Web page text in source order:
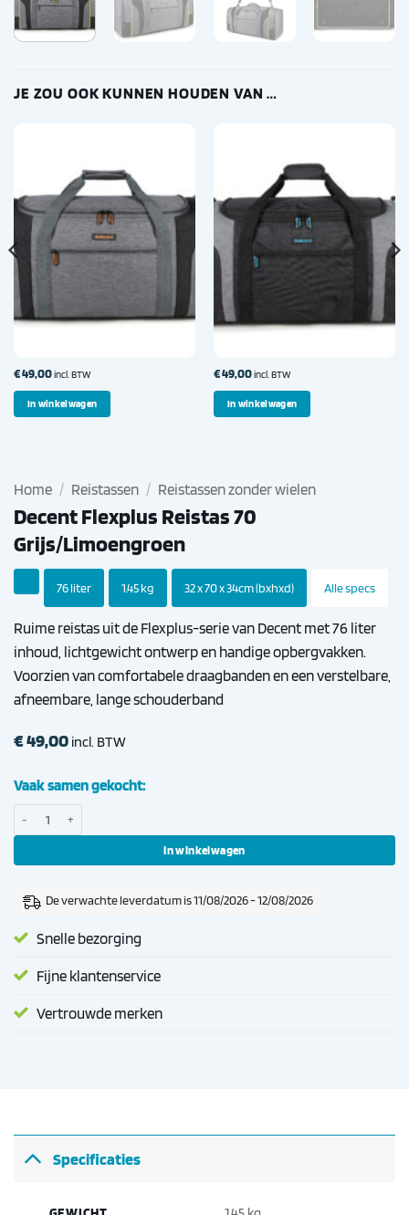
JE ZOU OOK KUNNEN HOUDEN VAN …
€49,00incl. BTW
In winkelwagen
€49,00incl. BTW
In winkelwagen
Home / Reistassen / Reistassen zonder wielen
Decent Flexplus Reistas 70
Grijs/Limoengroen
76 liter 1.45 kg 32 x 70 x 34cm (bxhxd) Alle specs
Ruime reistas uit de Flexplus-serie van Decent met 76 liter
inhoud, lichtgewicht ontwerp en handige opbergvakken.
Voorzien van comfortabele draagbanden en een verstelbare,
afneembare, lange schouderband
€49,00 incl. BTW
Vaak samen gekocht:
In winkelwagen
De verwachte leverdatum is 11/08/2026 - 12/08/2026
Snelle bezorging
Fijne klantenservice
Vertrouwde merken
Specificaties